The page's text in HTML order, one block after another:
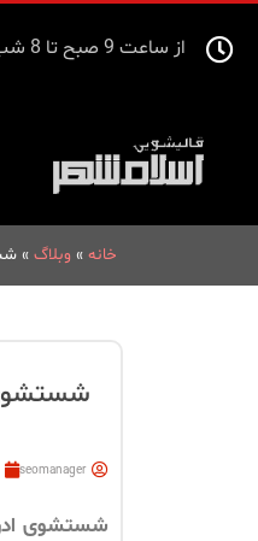
از ساعت 9 صبح تا 8 شب
خانه » وبلاگ »
seomanager
شستشوی